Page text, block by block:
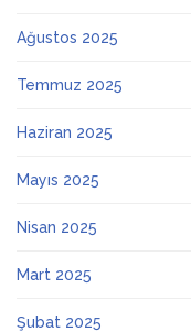
Ağustos 2025
Temmuz 2025
Haziran 2025
Mayıs 2025
Nisan 2025
Mart 2025
Şubat 2025